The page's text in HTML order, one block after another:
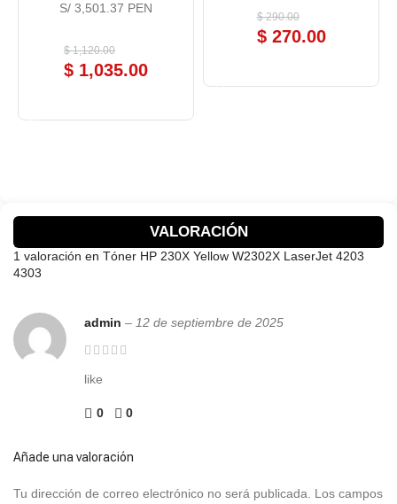
$1,120.00
$ 1,035.00
S/ 3,501.37 PEN
$290.00
$270.00
VALORACIÓN
1 valoración en Tóner HP 230X Yellow W2302X LaserJet 4203
4303
admin – 12 de septiembre de 2025
like
0 0
Añade una valoración
Tu dirección de correo electrónico no será publicada.
Los campos